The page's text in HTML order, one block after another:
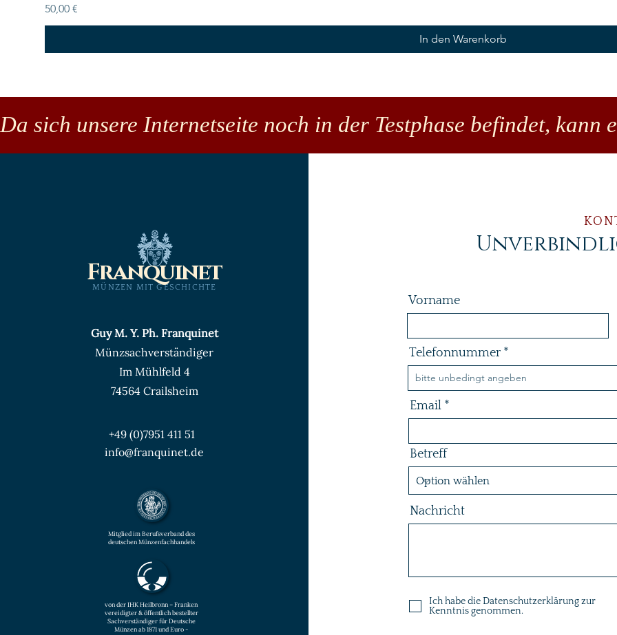
Preis
50,00 €
In den Warenkorb
Da sich unsere Internetseite noch in der Testphase befindet,
MÜNZEN MIT GESCHICHTE
Franquinet
Guy M. Y. Ph. Franquinet
Münzsachverständiger
Im Mühlfeld 4
74564 Crailsheim
+49 (0)7951 411 51
info@franquinet.de
Mitglied im Berufsverband des
deutschen Münzenfachhandels
von der IHK Heilbronn – Franken
vereidigter & öffentlich bestellter
Sachverständiger für Deutsche
Münzen ab 1871 und Euro -
Vorname
Telefonnummer
Email
Betreff
Nachricht
Ich habe die Datenschutzerklärung zur
Kenntnis genommen.